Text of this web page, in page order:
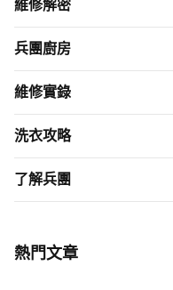
維修解密
兵團廚房
維修實錄
洗衣攻略
了解兵團
熱門文章